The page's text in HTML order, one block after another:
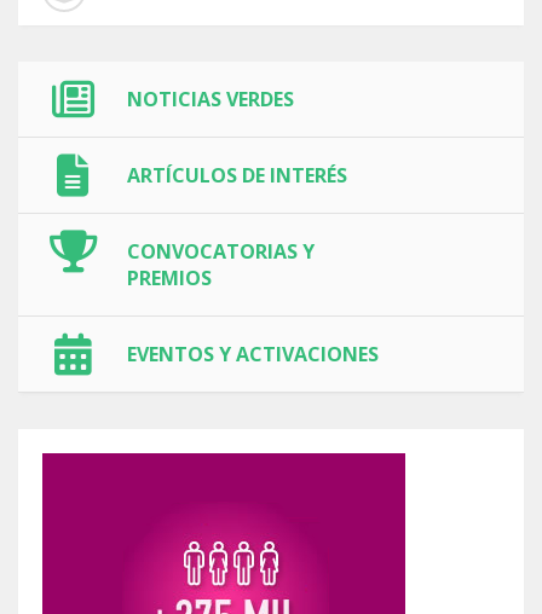
NOTICIAS VERDES
ARTÍCULOS DE INTERÉS
CONVOCATORIAS Y
PREMIOS
EVENTOS Y ACTIVACIONES